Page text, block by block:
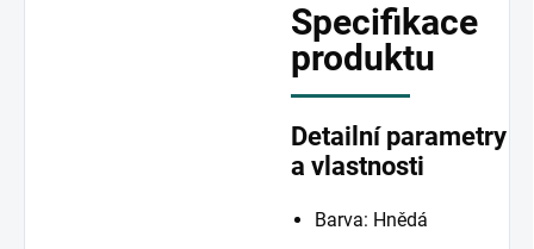
Specifikace
produktu
Detailní parametry
a vlastnosti
Barva: Hnědá